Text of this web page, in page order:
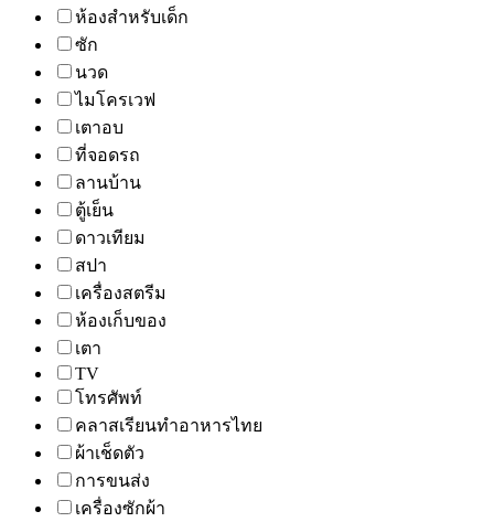
ห้องสำหรับเด็ก
ซัก
นวด
ไมโครเวฟ
เตาอบ
ที่จอดรถ
ลานบ้าน
ตู้เย็น
ดาวเทียม
สปา
เครื่องสตรีม
ห้องเก็บของ
เตา
TV
โทรศัพท์
คลาสเรียนทำอาหารไทย
ผ้าเช็ดตัว
การขนส่ง
เครื่องซักผ้า